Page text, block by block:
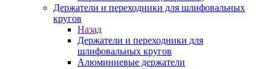
Держатели и переходники для шлифовальных
кругов
Назад
Держатели и переходники для
шлифовальных кругов
Алюминиевые держатели